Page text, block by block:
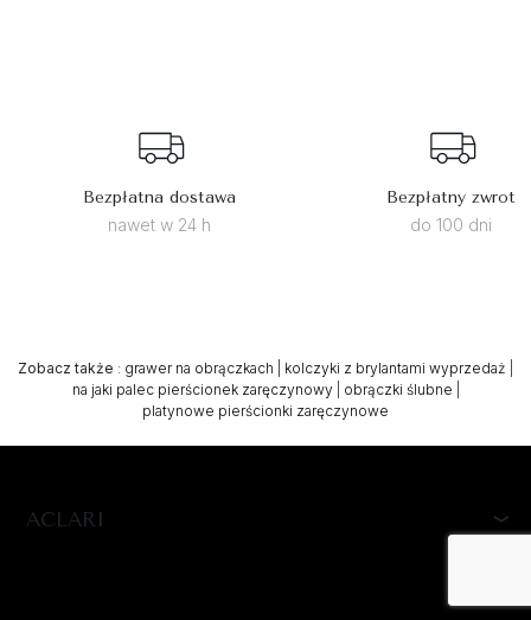
Bezpłatna dostawa
nawet w 24 h
Bezpłatny zwrot
do 100 dni
Zobacz także : grawer na obrączkach kolczyki z brylantami wyprzedaż
na jaki palec pierścionek zaręczynowy| obrączki ślubne
platynowe pierścionki zaręczynowe
ACLARI